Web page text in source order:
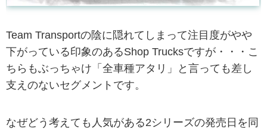
Team Transportの陰に隠れてしまって注目度がやや
下がっている印象のあるShop Trucksですが・・・こ
ちらもぶっちゃけ「全車種アタリ」と言っても差し
支えのないセグメントです。
なぜどう考えても人気がある2シリーズの発売日を同